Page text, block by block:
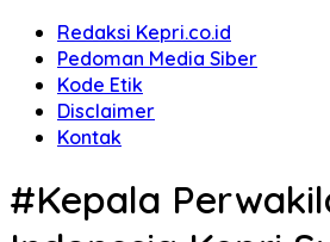
Redaksi Kepri.co.id
Pedoman Media Siber
Kode Etik
Disclaimer
Kontak
#Kepala